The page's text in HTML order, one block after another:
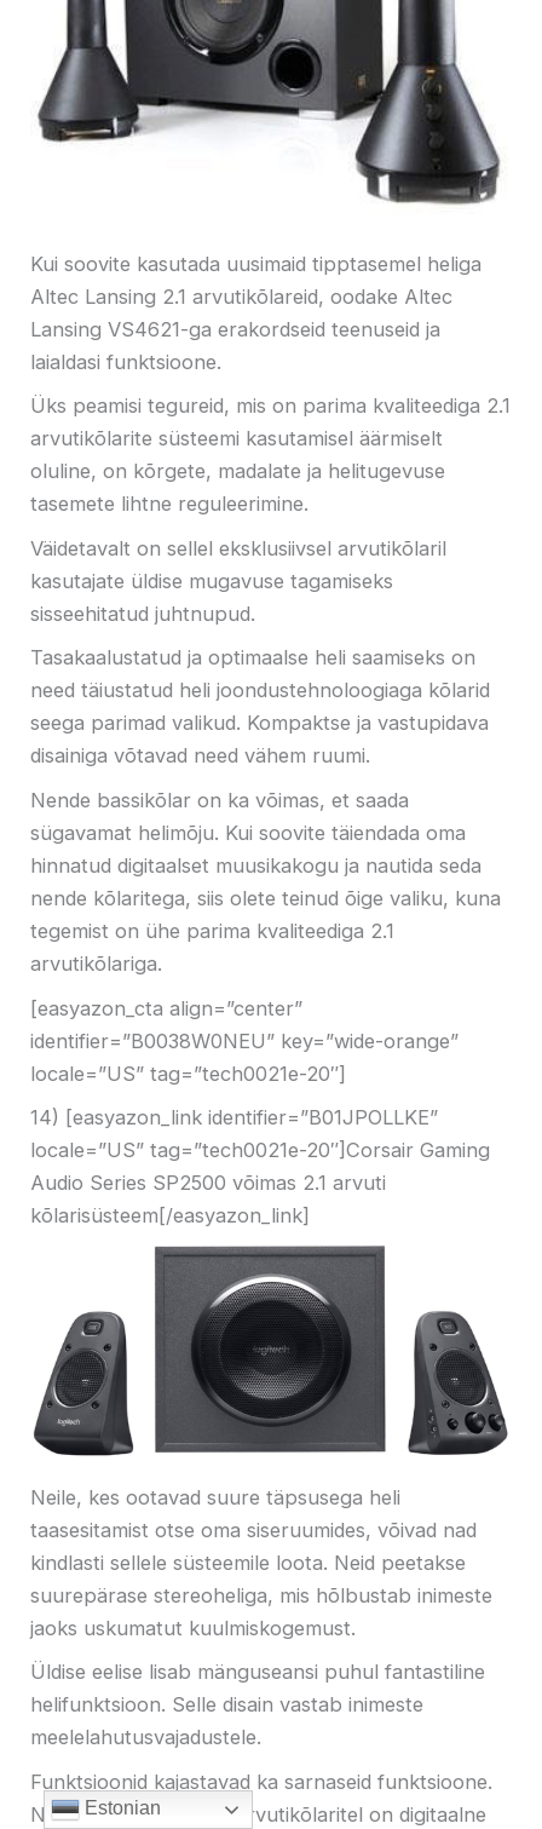
Kui soovite kasutada uusimaid tipptasemel heliga
Altec Lansing 2.1 arvutikõlareid, oodake Altec
Lansing VS4621-ga erakordseid teenuseid ja
laialdasi funktsioone.
Üks peamisi tegureid, mis on parima kvaliteediga 2.1
arvutikõlarite süsteemi kasutamisel äärmiselt
oluline, on kõrgete, madalate ja helitugevuse
tasemete lihtne reguleerimine.
Väidetavalt on sellel eksklusiivsel arvutikõlaril
kasutajate üldise mugavuse tagamiseks
sisseehitatud juhtnupud.
Tasakaalustatud ja optimaalse heli saamiseks on
need täiustatud heli joondustehnoloogiaga kõlarid
seega parimad valikud. Kompaktse ja vastupidava
disainiga võtavad need vähem ruumi.
Nende bassikõlar on ka võimas, et saada
sügavamat helimõju. Kui soovite täiendada oma
hinnatud digitaalset muusikakogu ja nautida seda
nende kõlaritega, siis olete teinud õige valiku, kuna
tegemist on ühe parima kvaliteediga 2.1
arvutikõlariga.
[easyazon_cta align=”center”
identifier=”B0038W0NEU” key=”wide-orange”
locale=”US” tag=”tech0021e-20″]
14) [easyazon_link identifier=”B01JPOLLKE”
locale=”US” tag=”tech0021e-20″]Corsair Gaming
Audio Series SP2500 võimas 2.1 arvuti
kõlarisüsteem[/easyazon_link]
Neile, kes ootavad suure täpsusega heli
taasesitamist otse oma siseruumides, võivad nad
kindlasti sellele süsteemile loota. Neid peetakse
suurepärase stereoheliga, mis hõlbustab inimeste
jaoks uskumatut kuulmiskogemust.
Üldise eelise lisab mänguseansi puhul fantastiline
helifunktsioon. Selle disain vastab inimeste
meelelahutusvajadustele.
Funktsioonid kajastavad ka sarnaseid funktsioone.
Nendel subwooferiga arvutikõlaritel on digitaalne
Estonian